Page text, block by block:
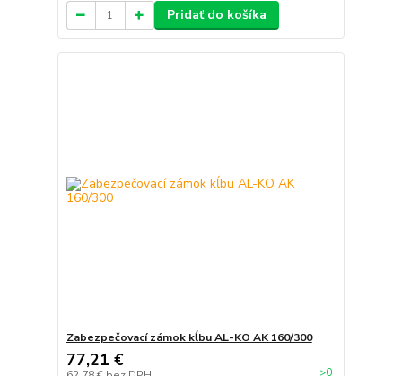
Pridať do košíka
Zabezpečovací zámok kĺbu AL-KO AK 160/300
77,21 €
>0